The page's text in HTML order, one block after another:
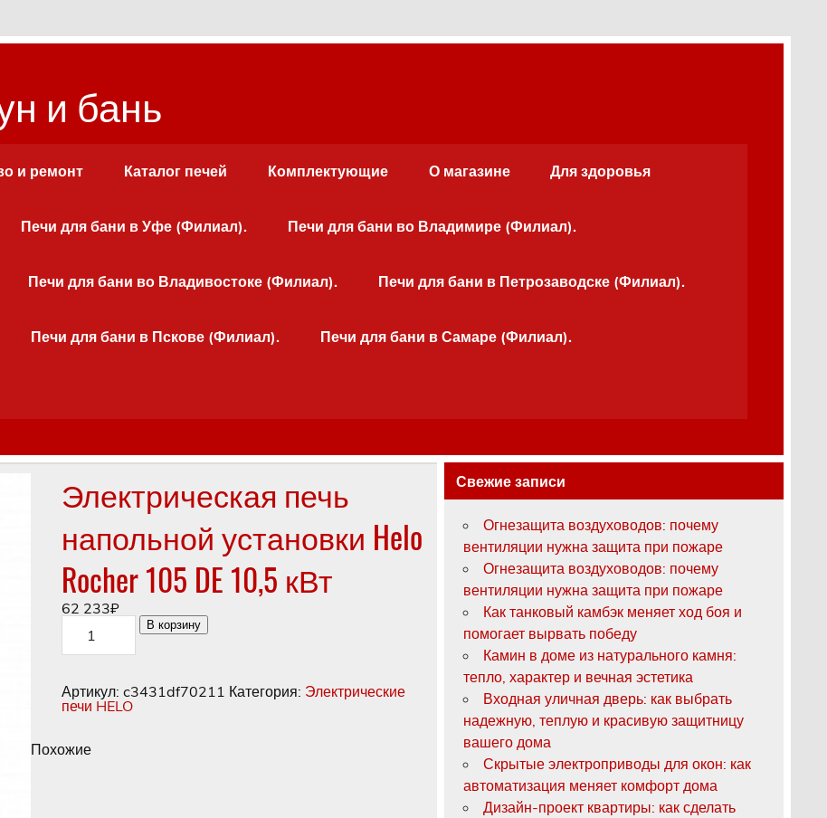
и бань
и ремонт Каталог печей Комплектующие О магазине Для здоровья
Печи для бани в Уфе (Филиал). Печи для бани во Владимире (Филиал).
Печи для бани во Владивостоке (Филиал). Печи для бани в Петрозаводске (Филиал).
Печи для бани в Пскове (Филиал). Печи для бани в Самаре (Филиал).
Электрическая печь
напольной установки Helo
Rocher 105 DE 10,5 кВт
62 233₽
Количество
товара
Электрическая
установки
Helo
DE
В корзину
Артикул: c3431df70211 Категория: Электрические
печи HELO
Похожие
Свежие записи
Огнезащита воздуховодов: почему
вентиляции нужна защита при пожаре
Огнезащита воздуховодов: почему
вентиляции нужна защита при пожаре
Как танковый камбэк меняет ход боя и
помогает вырвать победу
Камин в доме из натурального камня:
тепло, характер и вечная эстетика
Входная уличная дверь: как выбрать
надежную, теплую и красивую защитницу
вашего дома
Скрытые электроприводы для окон: как
автоматизация меняет комфорт дома
Дизайн-проект квартиры: как сделать